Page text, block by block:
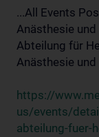
...All Events
Anästhesie
Abteilung für
Anästhesie
https://
us/events/
abteilung-fuer-